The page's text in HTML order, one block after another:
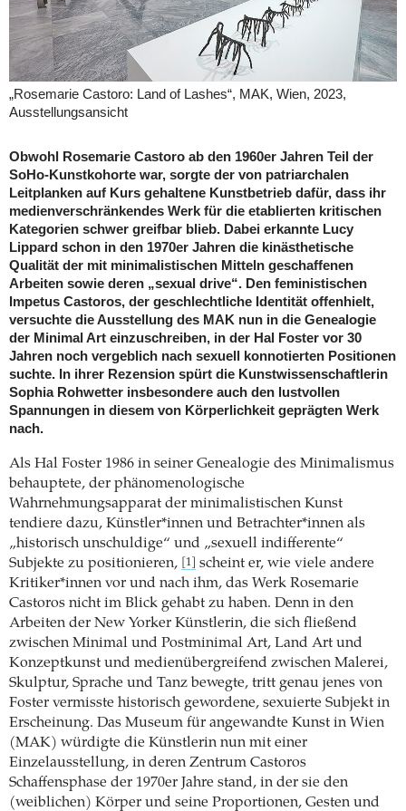
„Rosemarie Castoro: Land of Lashes“, MAK, Wien, 2023,
Ausstellungsansicht
Obwohl Rosemarie Castoro ab den 1960er Jahren Teil der
SoHo-Kunstkohorte war, sorgte der von patriarchalen
Leitplanken auf Kurs gehaltene Kunstbetrieb dafür, dass ihr
medienverschränkendes Werk für die etablierten kritischen
Kategorien schwer greifbar blieb. Dabei erkannte Lucy
Lippard schon in den 1970er Jahren die kinästhetische
Qualität der mit minimalistischen Mitteln geschaffenen
Arbeiten sowie deren „sexual drive“. Den feministischen
Impetus Castoros, der geschlechtliche Identität offenhielt,
versuchte die Ausstellung des MAK nun in die Genealogie
der Minimal Art einzuschreiben, in der Hal Foster vor 30
Jahren noch vergeblich nach sexuell konnotierten Positionen
suchte. In ihrer Rezension spürt die Kunstwissenschaftlerin
Sophia Rohwetter insbesondere auch den lustvollen
Spannungen in diesem von Körperlichkeit geprägten Werk
nach.
Als Hal Foster 1986 in seiner Genealogie des Minimalismus
behauptete, der phänomenologische
Wahrnehmungsapparat der minimalistischen Kunst
tendiere dazu, Künstler*innen und Betrachter*innen als
„historisch unschuldige“ und „sexuell indifferente“
Subjekte zu positionieren,
[1]
scheint er, wie viele andere
Kritiker*innen vor und nach ihm, das Werk Rosemarie
Castoros nicht im Blick gehabt zu haben. Denn in den
Arbeiten der New Yorker Künstlerin, die sich fließend
zwischen Minimal und Postminimal Art, Land Art und
Konzeptkunst und medienübergreifend zwischen Malerei,
Skulptur, Sprache und Tanz bewegte, tritt genau jenes von
Foster vermisste historisch gewordene, sexuierte Subjekt in
Erscheinung. Das Museum für angewandte Kunst in Wien
(MAK) würdigte die Künstlerin nun mit einer
Einzelausstellung, in deren Zentrum Castoros
Schaffensphase der 1970er Jahre stand, in der sie den
(weiblichen) Körper und seine Proportionen, Gesten und